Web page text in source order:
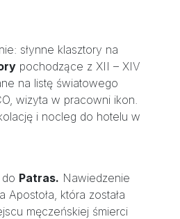
słynne klasztory na
pochodzące z XII – XIV
na listę światowego
wizyta w pracowni ikon.
i nocleg do hotelu w
Patras. Nawiedzenie
Apostoła, która została
męczeńskiej śmierci